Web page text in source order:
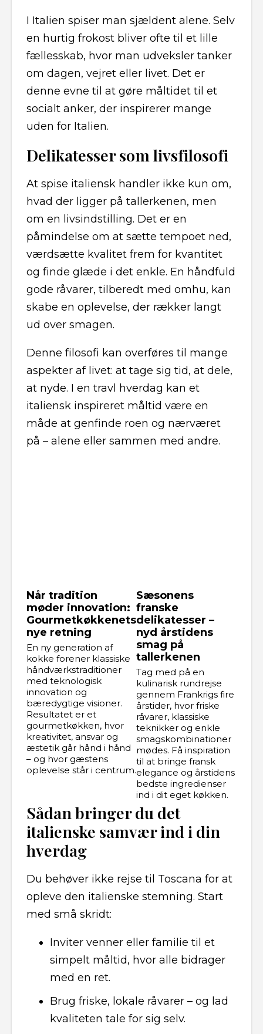
I Italien spiser man sjældent alene. Selv
en hurtig frokost bliver ofte til et lille
fællesskab, hvor man udveksler tanker
om dagen, vejret eller livet. Det er
denne evne til at gøre måltidet til et
socialt anker, der inspirerer mange
uden for Italien.
Delikatesser som livsfilosofi
At spise italiensk handler ikke kun om,
hvad der ligger på tallerkenen, men
om en livsindstilling. Det er en
påmindelse om at sætte tempoet ned,
værdsætte kvalitet frem for kvantitet
og finde glæde i det enkle. En håndfuld
gode råvarer, tilberedt med omhu, kan
skabe en oplevelse, der rækker langt
ud over smagen.
Denne filosofi kan overføres til mange
aspekter af livet: at tage sig tid, at dele,
at nyde. I en travl hverdag kan et
italiensk inspireret måltid være en
måde at genfinde roen og nærværet
på – alene eller sammen med andre.
Når tradition
møder innovation:
Gourmetkøkkenets
nye retning
En ny generation af
kokke forener klassiske
håndværkstraditioner
med teknologisk
innovation og
bæredygtige visioner.
Resultatet er et
gourmetkøkken, hvor
kreativitet, ansvar og
æstetik går hånd i hånd
– og hvor gæstens
oplevelse står i centrum.
Sæsonens
franske
delikatesser –
nyd årstidens
smag på
tallerkenen
Tag med på en
kulinarisk rundrejse
gennem Frankrigs fire
årstider, hvor friske
råvarer, klassiske
teknikker og enkle
smagskombinationer
mødes. Få inspiration
til at bringe fransk
elegance og årstidens
bedste ingredienser
ind i dit eget køkken.
Sådan bringer du det
italienske samvær ind i din
hverdag
Du behøver ikke rejse til Toscana for at
opleve den italienske stemning. Start
med små skridt:
Inviter venner eller familie til et
simpelt måltid, hvor alle bidrager
med en ret.
Brug friske, lokale råvarer – og lad
kvaliteten tale for sig selv.